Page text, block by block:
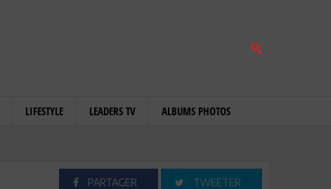
LIFESTYLE LEADERS TV ALBUMS PHOTOS
PARTAGER TWEETER